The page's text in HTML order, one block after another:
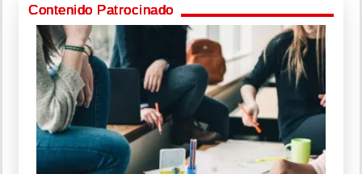
Contenido Patrocinado